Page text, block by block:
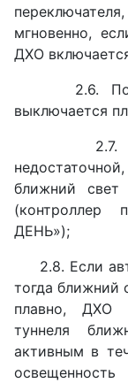
мгновенно,
ДХО
2.6. После
выключается
2.7. Если
ближний свет
(контроллер
ДЕНЬ»);
2.8. Если
тогда ближний
плавно, ДХО
туннеля
активным в